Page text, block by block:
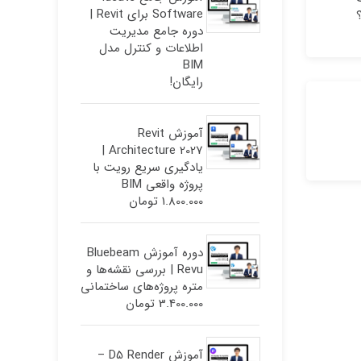
Software برای Revit |
دوره جامع مدیریت
اطلاعات و کنترل مدل
BIM
رایگان!
آموزش Revit
Architecture 2027 |
یادگیری سریع رویت با
پروژه واقعی BIM
1.800.000 تومان
دوره آموزش Bluebeam
Revu | بررسی نقشه‌ها و
متره پروژه‌های ساختمانی
3.400.000 تومان
آموزش D5 Render –